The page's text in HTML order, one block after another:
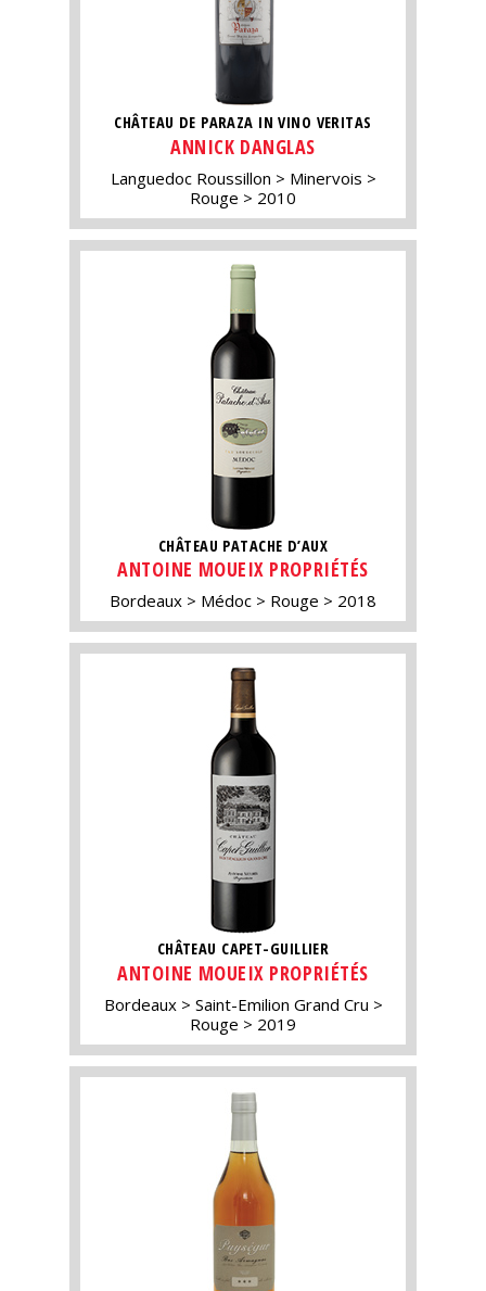
CHÂTEAU DE PARAZA IN VINO VERITAS
ANNICK DANGLAS
Languedoc Roussillon
Minervois
Rouge
2010
CHÂTEAU PATACHE D’AUX
ANTOINE MOUEIX PROPRIÉTÉS
Bordeaux Médoc Rouge 2018
CHÂTEAU CAPET-GUILLIER
ANTOINE MOUEIX PROPRIÉTÉS
Bordeaux
Saint-Emilion Grand Cru
Rouge
2019